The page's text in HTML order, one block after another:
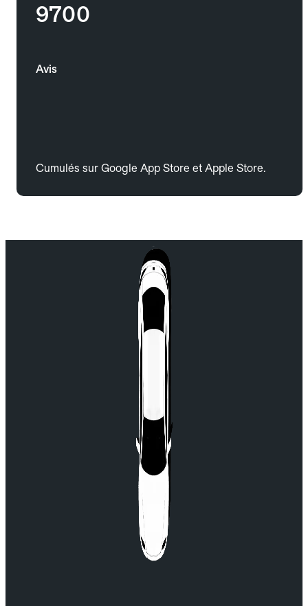
9700
Avis
Cumulés sur Google App Store et Apple Store.